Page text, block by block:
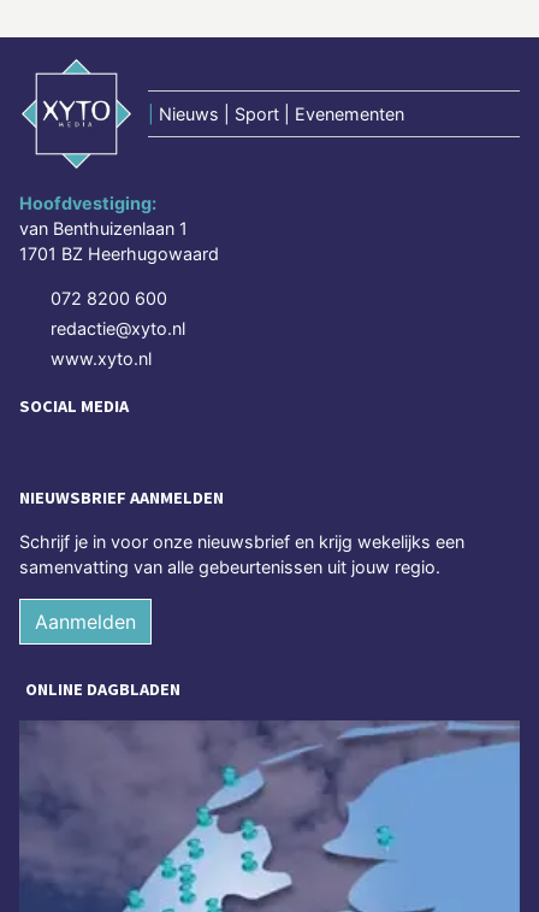
Nieuws | Sport | Evenementen
Hoofdvestiging:
van Benthuizenlaan 1
1701 BZ Heerhugowaard
072 8200 600
redactie@xyto.nl
www.xyto.nl
SOCIAL MEDIA
NIEUWSBRIEF AANMELDEN
Schrijf je in voor onze nieuwsbrief en krijg wekelijks een
samenvatting van alle gebeurtenissen uit jouw regio.
Aanmelden
ONLINE DAGBLADEN